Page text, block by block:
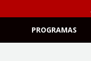
PROGRAMAS